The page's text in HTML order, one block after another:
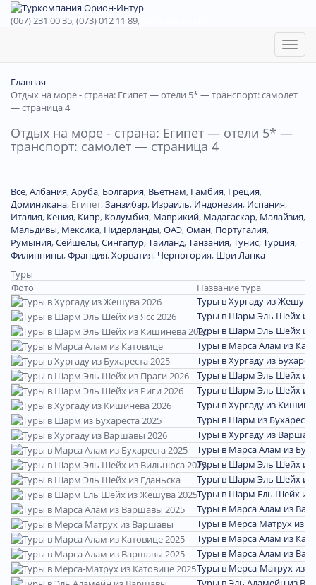
(067) 231 00 35, (073) 012 11 89,
Toggle
Главная
Отдых на море - страна: Египет — отели 5* — транспорт: самолет
— страница 4
Отдых на море - страна: Египет — отели 5* —
транспорт: самолет — страница 4
Все,Албания,Аруба, Болгария, Вьетнам, Гамбия, Греция,
Доминиканa, Египет,Занзибар, Израиль, Индонезия, Испания,
Италия, Кения, Кипр, Колумбия, Маврикий, Мадагаскар, Малайзия,
Мальдивы, Мексика, Нидерланды,ОАЭ,Оман, Португалия,
Румыния,Сейшелы,Сингапур,Таиланд,Танзания,Тунис,Турция,
Филиппины,Франция,Хорватия, Черногория, Шри Ланка
Туры
Фото
Название тура
Туры в Хургаду из Жешува
Туры в Шарм Эль Шейх из
Туры в Шарм Эль Шейх из
Туры в Марса Алам из
Туры в Хургаду из
Туры в Шарм Эль Шейх из
Туры в Шарм Эль Шейх из
Туры в Хургаду из
Туры в Шарм из Бухареста
Туры в Хургаду из
Туры в Марса Алам из
Туры в Шарм Эль Шейх из
Туры в Шарм Эль Шейх из
Туры в Шарм Ель Шейх из
Туры в Марса Алам из
Туры в Мерса Матрух из
Туры в Марса Алам из
Туры в Марса Алам из
Туры в Мерса-Матрух из